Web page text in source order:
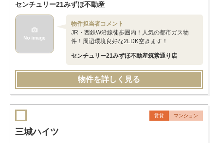
センチュリー21みずほ不動産
物件担当者コメント
JR・西鉄W沿線徒歩圏内！人気の都市ガス物
件！周辺環境良好な2LDK空きます！
センチュリー21みずほ不動産筑紫通り店
物件を詳しく見る
賃貸 マンション
三城ハイツ